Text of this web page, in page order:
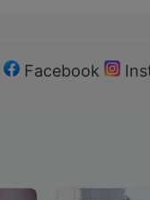
Facebook